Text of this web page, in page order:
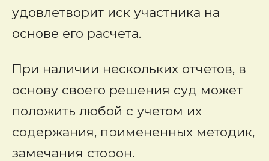
удовлетворит иск участника на
основе его расчета.
При наличии нескольких отчетов, в
основу своего решения суд может
положить любой с учетом их
содержания, примененных методик,
замечания сторон.